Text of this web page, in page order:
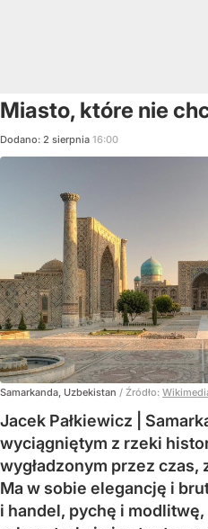
Miasto, które nie
Dodano: 2 sierpnia 16:00
Samarkanda, Uzbekistan / Źródło:
Jacek Pałkiewicz |
wyciągniętym z rzeki
wygładzonym przez czas,
Ma w sobie elegancję i
i handel, pychę i